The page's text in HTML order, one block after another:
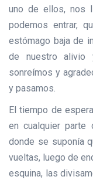
uno de ellos, nos
podemos entrar,
estómago baja de
de nuestro alivio
sonreímos y
y pasamos.
El tiempo de
en cualquier parte
donde se suponía
vueltas, luego de
esquina, las